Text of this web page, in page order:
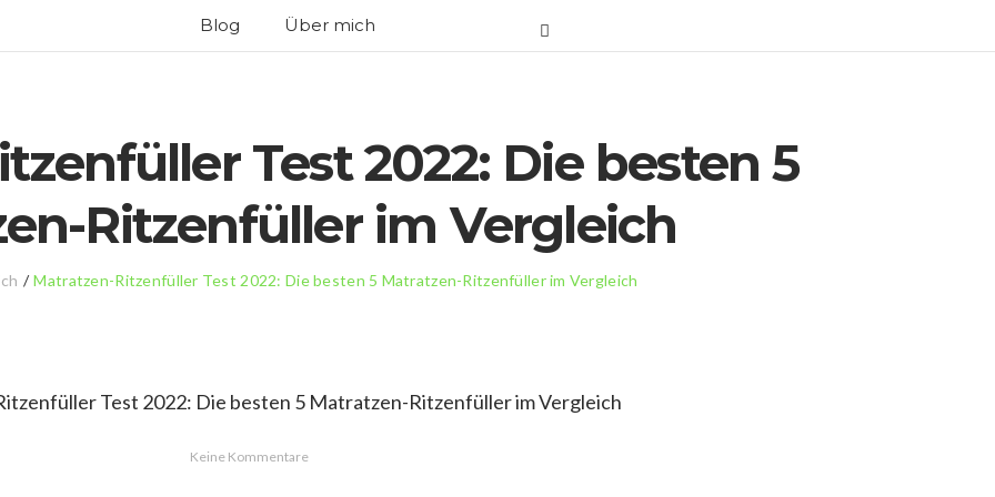
Blog Über mich
Test 2022: Die besten 5
Ritzenfüller im Vergleich
/ Matratzen-Ritzenfüller Test 2022: Die besten 5 Matratzen-Ritzenfüller im Vergleich
Keine Kommentare